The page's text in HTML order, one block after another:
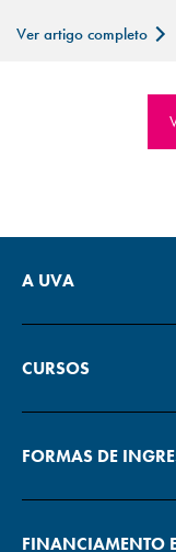
Ver artigo completo
A UVA
CURSOS
FORMAS DE
FINANCIAMENTO